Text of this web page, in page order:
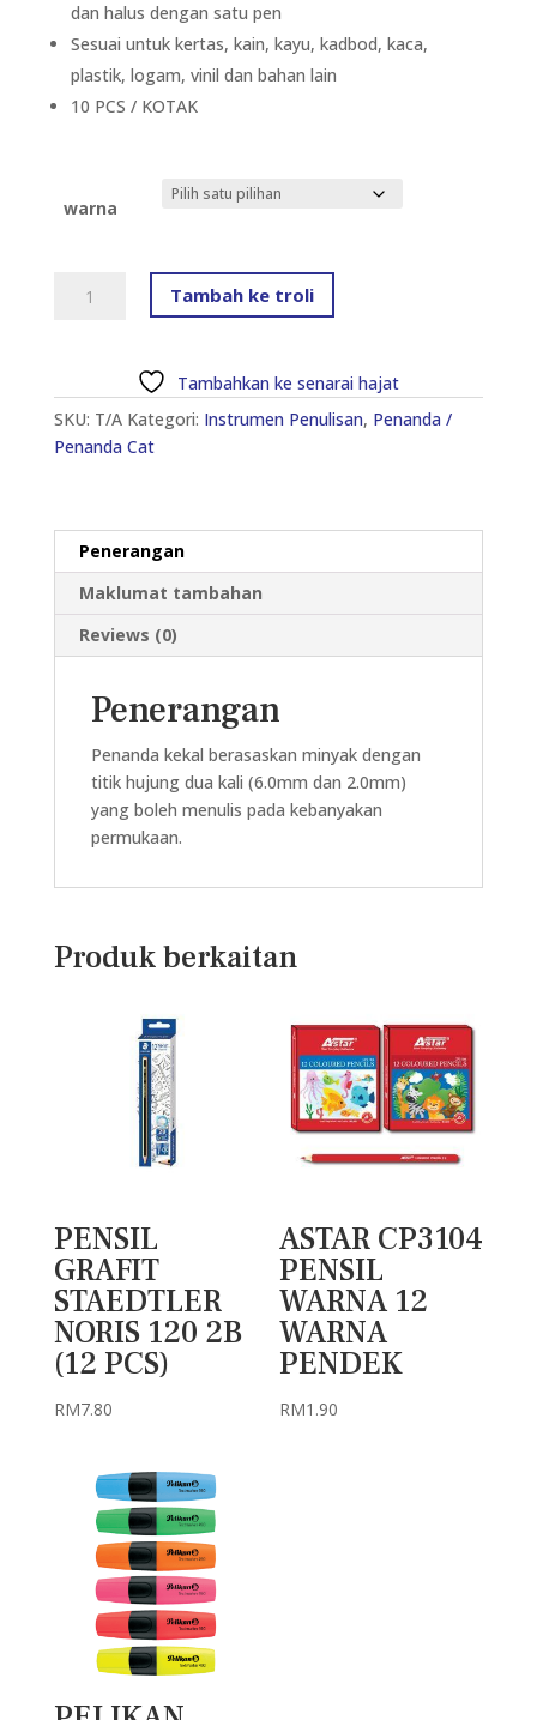
dan halus dengan satu pen
Sesuai untuk kertas, kain, kayu, kadbod, kaca,
plastik, logam, vinil dan bahan lain
10 PCS / KOTAK
warna
150-
MC
(1.5MM
PENANDA
TETAP
BERAKHIR
MINYAK
BERASAS
kuantiti
Tambah ke troli
Tambahkan ke senarai hajat
SKU: T/A Kategori: Instrumen Penulisan, Penanda /
Penanda Cat
Penerangan
Maklumat tambahan
Reviews (0)
Penerangan
Penanda kekal berasaskan minyak dengan
titik hujung dua kali (6.0mm dan 2.0mm)
yang boleh menulis pada kebanyakan
permukaan.
Produk berkaitan
PENSIL
GRAFIT
STAEDTLER
NORIS 120 2B
(12 PCS)
RM7.80
ASTAR CP3104
PENSIL
WARNA 12
WARNA
PENDEK
RM1.90